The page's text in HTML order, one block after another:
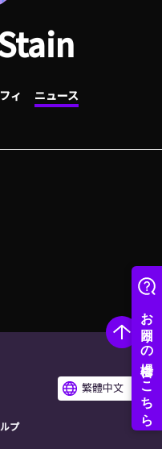
問
ィ ニュース
繁體中文
プ